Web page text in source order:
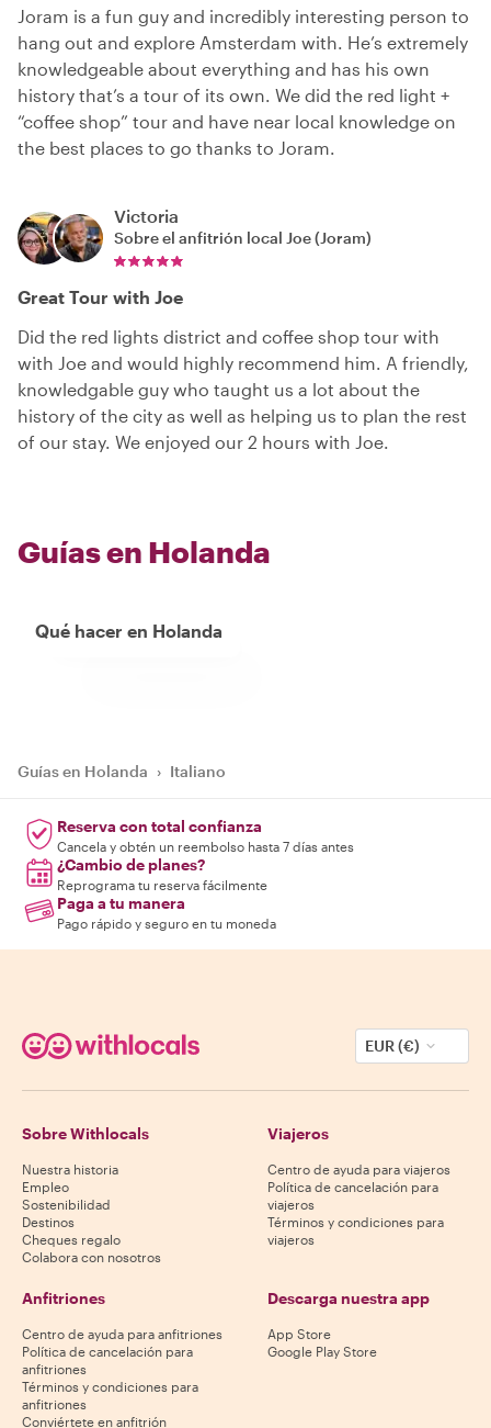
Joram is a fun guy and incredibly interesting person to
hang out and explore Amsterdam with. He’s extremely
knowledgeable about everything and has his own
history that’s a tour of its own. We did the red light +
“coffee shop” tour and have near local knowledge on
the best places to go thanks to Joram.
Victoria
Sobre el anfitrión local Joe (Joram)
Great Tour with Joe
Did the red lights district and coffee shop tour with
with Joe and would highly recommend him. A friendly,
knowledgable guy who taught us a lot about the
history of the city as well as helping us to plan the rest
of our stay. We enjoyed our 2 hours with Joe.
Guías en Holanda
Qué hacer en Holanda
Guías en Holanda › Italiano
Reserva con total confianza
Cancela y obtén un reembolso hasta 7 días antes
¿Cambio de planes?
Reprograma tu reserva fácilmente
Paga a tu manera
Pago rápido y seguro en tu moneda
EUR (€)
Sobre Withlocals
Nuestra historia
Empleo
Sostenibilidad
Destinos
Cheques regalo
Colabora con nosotros
Viajeros
Centro de ayuda para viajeros
Política de cancelación para
viajeros
Términos y condiciones para
viajeros
Anfitriones
Centro de ayuda para anfitriones
Política de cancelación para
anfitriones
Términos y condiciones para
anfitriones
Conviértete en anfitrión
Descarga nuestra app
App Store
Google Play Store